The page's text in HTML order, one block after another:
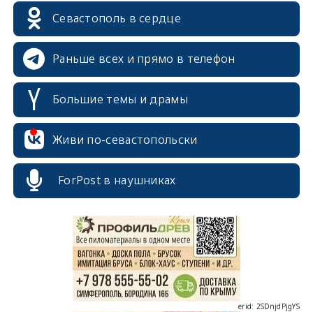
Севастополь в сердце
Раньше всех и прямо в телефон
Большие темы и драмы
Живи по-севастопольски
ForPost в наушниках
erid: 2SDnjcrDNw6